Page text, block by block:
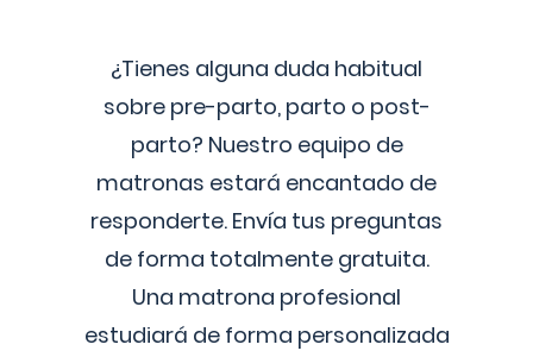
¿Tienes alguna duda habitual
sobre pre-parto, parto o post-
parto? Nuestro equipo de
matronas estará encantado de
responderte. Envía tus preguntas
de forma totalmente gratuita.
Una matrona profesional
estudiará de forma personalizada